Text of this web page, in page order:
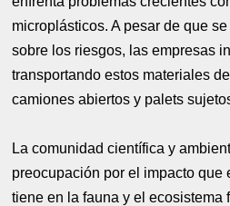
microplásticos. A pesar de que
sobre los riesgos, las empresas
transportando estos materiales
camiones abiertos y palets
La comunidad científica y
preocupación por el impacto que
tiene en la fauna y el ecosistema